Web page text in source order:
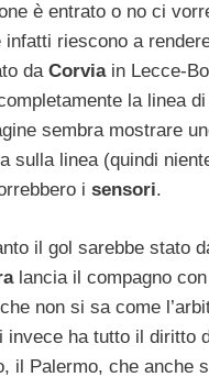
è entrato o no ci
infatti riescono a
da Corvia in Lecce-
la linea
sembra mostrare
sulla linea (quindi
i sensori.
il gol sarebbe stato
lancia il compagno
non si sa come
invece ha tutto il diritto
il Palermo, che anche